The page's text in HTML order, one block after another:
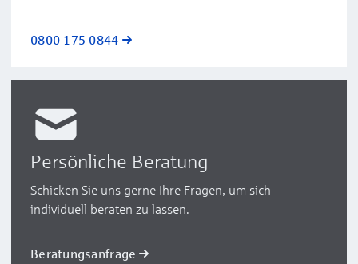
0800 175 0844
Persönliche Beratung
Schicken Sie uns gerne Ihre Fragen, um sich
individuell beraten zu lassen.
Beratungsanfrage